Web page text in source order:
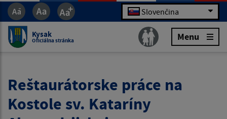
Slovenčina
Kysak
Oficiálna stránka Menu
Reštaurátorske práce na
Kostole sv. Kataríny